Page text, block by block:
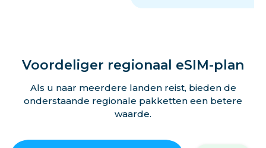
Voordeliger regionaal eSIM-plan
Als u naar meerdere landen reist, bieden de
onderstaande regionale pakketten een betere
waarde.